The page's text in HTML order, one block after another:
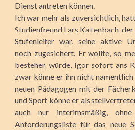
Dienst antreten können.
Ich war mehr als zuversichtlich,
Studienfreund Lars Kaltenbach,
Stufenleiter war, seine aktive
noch zugesichert. Er wollte, so
bestehen würde, Igor sofort ans
zwar könne er ihn nicht namentlich
neuen Pädagogen mit der
und Sport könne er als
auch nur interimsmäßig,
Anforderungsliste für das neue